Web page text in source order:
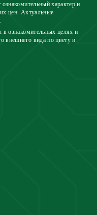
характер и
цен. Актуальные
в ознакомительных целях и
внешнего вида по цвету и